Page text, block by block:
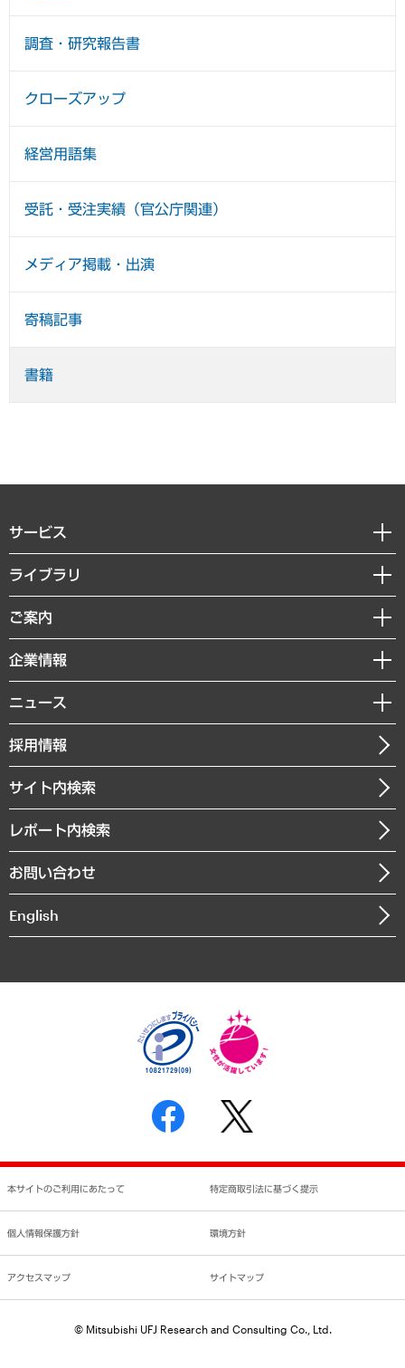
調査・研究報告書
クローズアップ
経営用語集
受託・受注実績（官公庁関連）
メディア掲載・出演
寄稿記事
書籍
サービス
経営戦略
組織・人事戦略
デジタルイノベーション
共生・ダイバーシティ
GRC（ガバナンス・リスク・コンプライアンス）・防災（政策）
経済・産業・雇用・労働
まちづくり・観光・交通・スポーツ・スマートシティ
自然資源・農林水産業・食料システム
ライブラリ
経済調査
レポート
コラム
経営用語集
受託・受注実績（官公庁関連）
メディア掲載・出演
ご案内
セミナー・イベント情報
MUFGビジネスセミナー
受託案件情報
企業情報
私たちの想い
社長メッセージ
会社概要
沿革
組織図・本部部室紹介
インドネシア現地法人
個人情報保護方針
反社会的勢力に対する基本方針
書面による個人情報の開示等の請求の手続きについて
ニュース
ニュースリリース
お知らせ
採用情報
サイト内検索
レポート内検索
お問い合わせ
English
本サイトのご利用にあたって 特定商取引法に基づく提示
個人情報保護方針 環境方針
アクセスマップ サイトマップ
© Mitsubishi UFJ Research and Consulting Co., Ltd.